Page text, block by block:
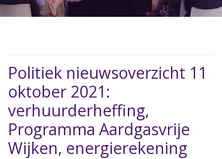
Politiek nieuwsoverzicht 11
oktober 2021:
verhuurderheffing,
Programma Aardgasvrije
Wijken, energierekening